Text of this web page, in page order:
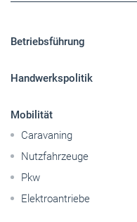
Betriebsführung
Handwerkspolitik
Mobilität
Caravaning
Nutzfahrzeuge
Pkw
Elektroantriebe